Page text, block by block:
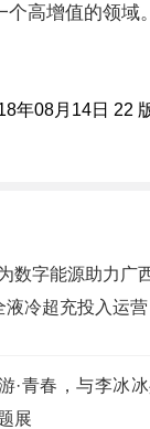
高增值的领域。
年08月14日 22
数字能源助力广
液冷超充投入运营
·青春，与李冰
展